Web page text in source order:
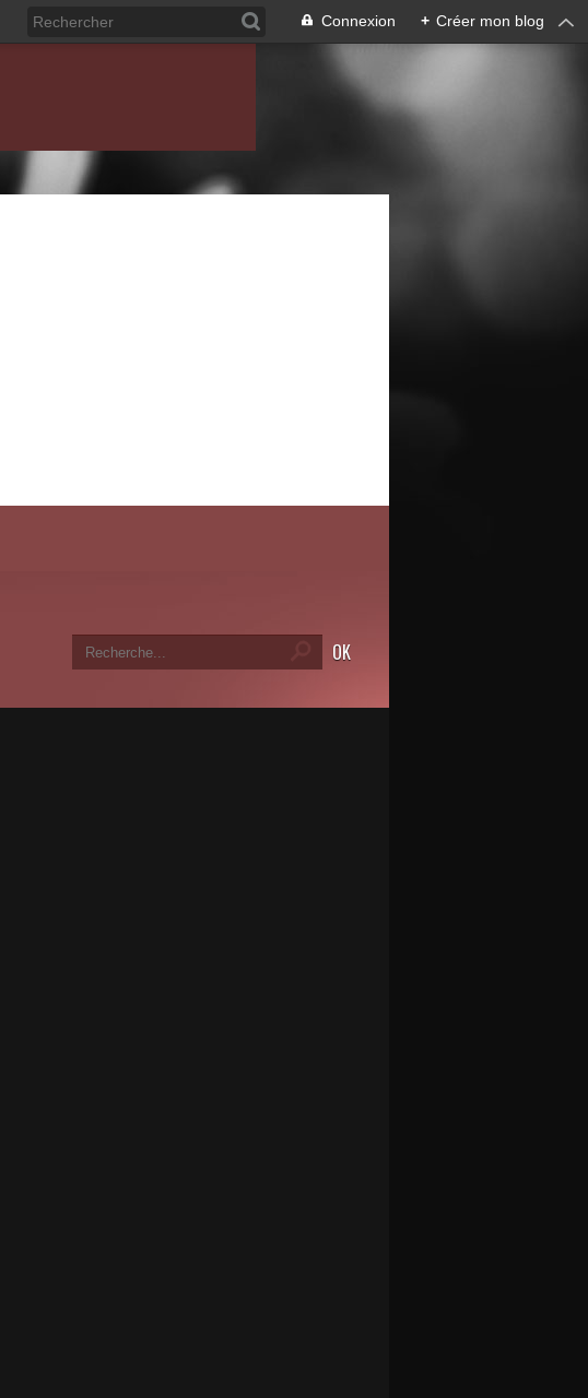
Connexion + Créer mon blog